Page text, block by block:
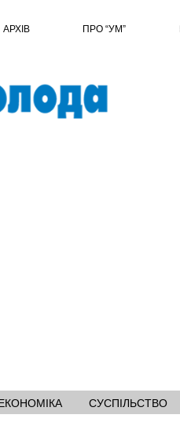
АРХІВ ПРО “УМ”
СУСПІЛЬСТВО